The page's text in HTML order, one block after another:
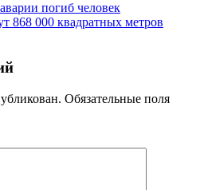
погиб человек
868 000 квадратных метров
Обязательные поля